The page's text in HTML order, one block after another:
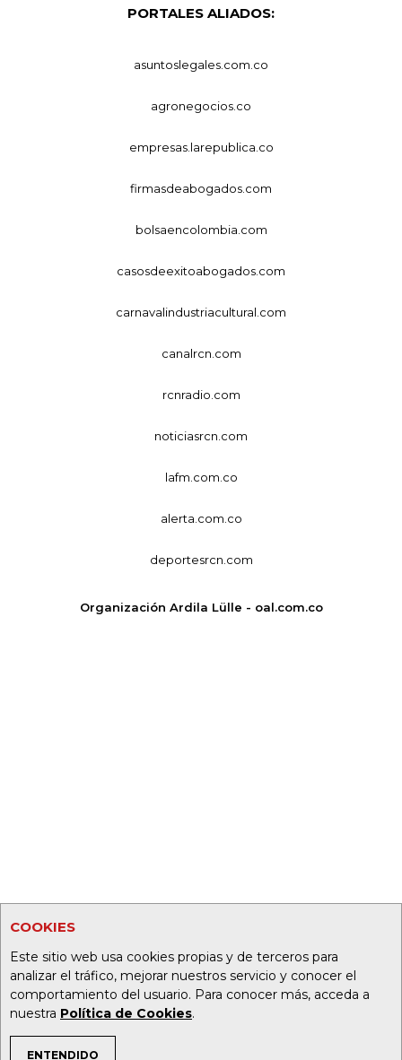
COOKIES
Este sitio web usa cookies propias y de terceros para
analizar el tráfico, mejorar nuestros servicio y conocer el
comportamiento del usuario. Para conocer más, acceda a
nuestra Política de Cookies.
ENTENDIDO
PORTALES ALIADOS:
asuntoslegales.com.co
agronegocios.co
empresas.larepublica.co
firmasdeabogados.com
bolsaencolombia.com
casosdeexitoabogados.com
carnavalindustriacultural.com
canalrcn.com
rcnradio.com
noticiasrcn.com
lafm.com.co
alerta.com.co
deportesrcn.com
Organización Ardila Lülle - oal.com.co